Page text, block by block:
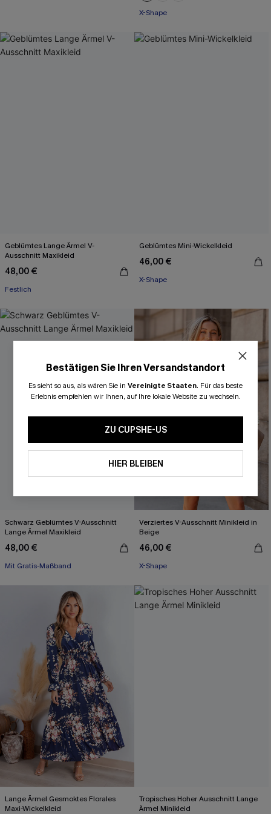
X-Shape
Geblümtes Lange Ärmel V-
Ausschnitt Maxikleid
48,00 €
Festlich
Geblümtes Mini-Wickelkleid
46,00 €
X-Shape
Schwarz Geblümtes V-Ausschnitt
Lange Ärmel Maxikleid
48,00 €
Mit Gratis-Maßband
X-Shape
Verziertes V-Ausschnitt Minikleid in
Beige
46,00 €
X-Shape
Lange Ärmel Gesmoktes Florales
Maxi-Wickelkleid
Tropisches Hoher Ausschnitt Lange
Ärmel Minikleid
Bestätigen Sie Ihren Versandstandort
Es sieht so aus, als wären Sie in Vereinigte Staaten. Für das beste
Erlebnis empfehlen wir Ihnen, auf Ihre lokale Website zu wechseln.
ZU CUPSHE-US
HIER BLEIBEN